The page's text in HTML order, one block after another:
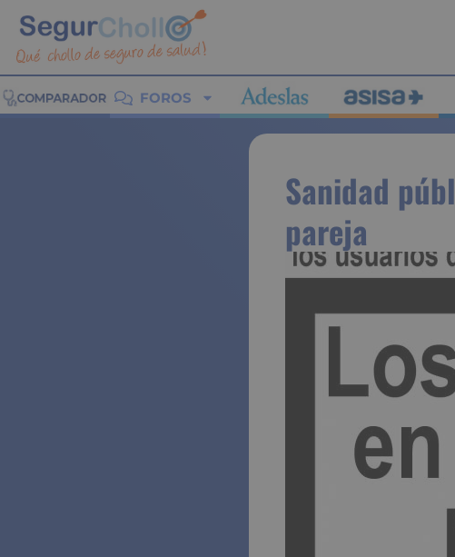
FOROS
Sanidad
pareja